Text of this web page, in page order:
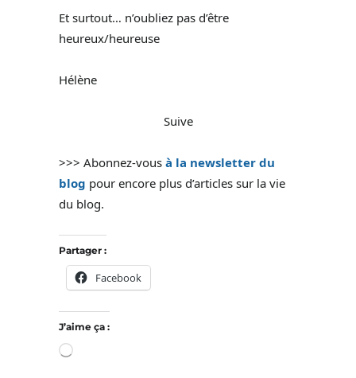
Et surtout… n’oubliez pas d’être
heureux/heureuse
Hélène
Suive
>>> Abonnez-vous à la newsletter du
blog pour encore plus d’articles sur la vie
du blog.
Partager :
Facebook
J’aime ça :
Chargement…